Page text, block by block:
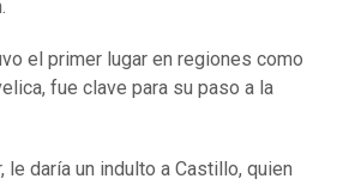
el primer lugar en regiones como
fue clave para su paso a la
daría un indulto a Castillo, quien